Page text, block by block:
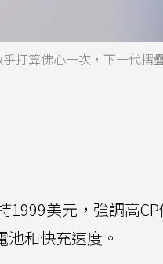
打算佛心一次，下一代摺
1999美元，強調高
和快充速度。